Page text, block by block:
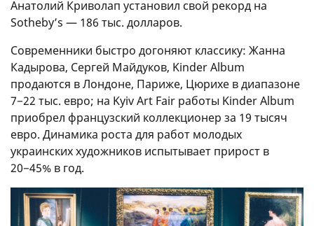
Анатолий Криволап установил свой рекорд на
Sotheby’s — 186 тыс. долларов.
Современники быстро догоняют классику: Жанна
Кадырова, Сергей Майдуков, Kinder Album
продаются в Лондоне, Париже, Цюрихе в диапазоне
7−22 тыс. евро; на Kyiv Art Fair работы Kinder Album
приобрел французский коллекционер за 19 тысяч
евро. Динамика роста для работ молодых
украинских художников испытывает прирост в
20−45% в год.